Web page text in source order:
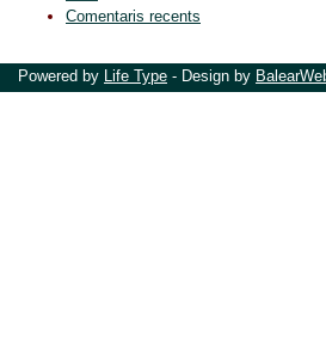
Comentaris recents
Powered by Life Type - Design by